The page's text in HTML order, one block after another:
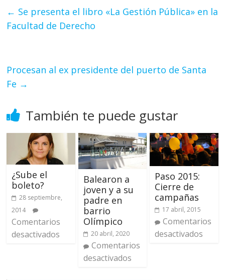
← Se presenta el libro «La Gestión Pública» en la
Facultad de Derecho
Procesan al ex presidente del puerto de Santa
Fe →
También te puede gustar
¿Sube el
boleto?
28 septiembre,
2014
Comentarios
desactivados
Balearon a
joven y a su
padre en
barrio
Olímpico
20 abril, 2020
Comentarios
desactivados
Paso 2015:
Cierre de
campañas
17 abril, 2015
Comentarios
desactivados